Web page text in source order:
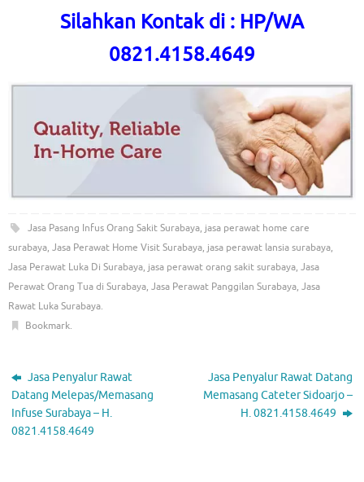
Silahkan Kontak di : HP/WA
0821.4158.4649
Jasa Pasang Infus Orang Sakit Surabaya, jasa perawat home care
surabaya, Jasa Perawat Home Visit Surabaya, jasa perawat lansia surabaya,
Jasa Perawat Luka Di Surabaya, jasa perawat orang sakit surabaya, Jasa
Perawat Orang Tua di Surabaya, Jasa Perawat Panggilan Surabaya, Jasa
Rawat Luka Surabaya.
Bookmark.
Jasa Penyalur Rawat
Datang Melepas/Memasang
Infuse Surabaya – H.
0821.4158.4649
Jasa Penyalur Rawat Datang
Memasang Cateter Sidoarjo –
H. 0821.4158.4649